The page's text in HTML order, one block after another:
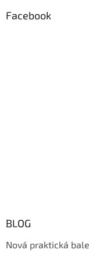
Facebook
BLOG
Nová praktická